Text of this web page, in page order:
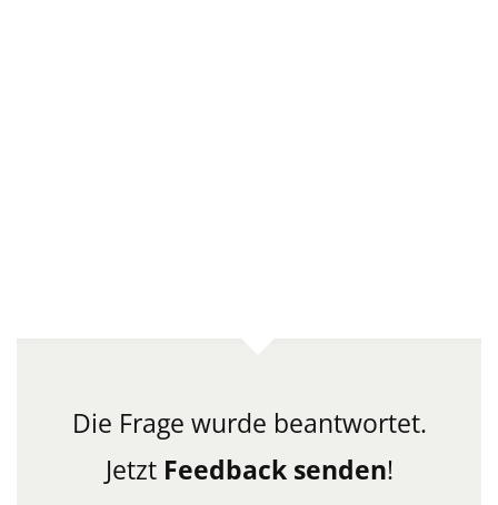
Die Frage wurde beantwortet.
Jetzt Feedback senden!